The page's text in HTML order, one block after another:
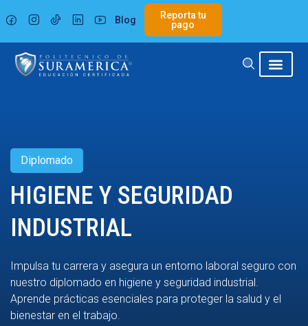
al
contenido
Blog
Reporta tu
pago
Diplomado
HIGIENE Y SEGURIDAD
INDUSTRIAL
Impulsa tu carrera y asegura un entorno laboral seguro con
nuestro diplomado en higiene y seguridad industrial.
Aprende prácticas esenciales para proteger la salud y el
bienestar en el trabajo.